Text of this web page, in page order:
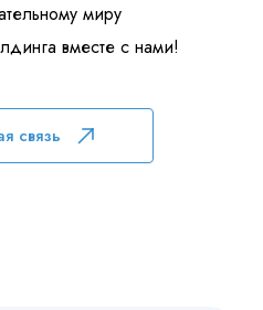
миру
вместе с нами!
связь